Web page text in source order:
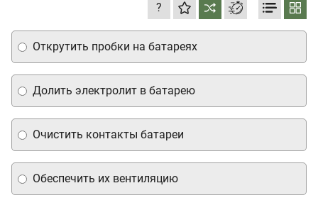
?
Обеспечить их вентиляцию
Открутить пробки на батареях
Долить электролит в батарею
Очистить контакты батареи